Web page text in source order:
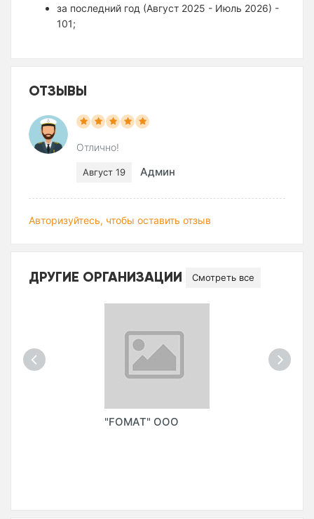
за последний год (Август 2025 - Июль 2026) -
101;
ОТЗЫВЫ
Отлично!
Август 19 Админ
Авторизуйтесь, чтобы оставить отзыв
ДРУГИЕ ОРГАНИЗАЦИИ Смотреть все
"FOMAT" ООО